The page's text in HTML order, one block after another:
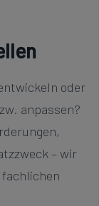
oder
anpassen?
– wir